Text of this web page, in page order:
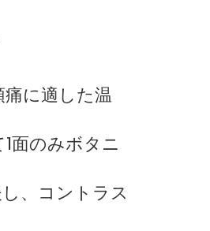
に適した温
面のみボタニ
、コントラス